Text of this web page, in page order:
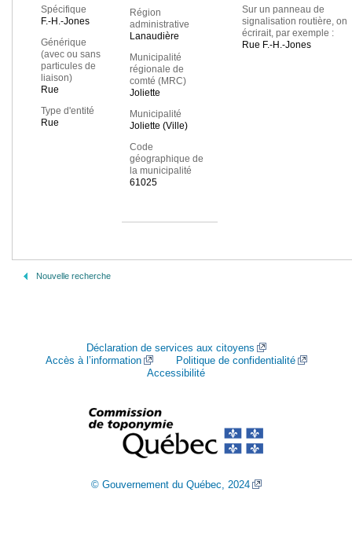
Spécifique
F.-H.-Jones
Générique
(avec ou sans
particules de
liaison)
Rue
Type d'entité
Rue
Région
administrative
Lanaudière
Municipalité
régionale de
comté (MRC)
Joliette
Municipalité
Joliette (Ville)
Code
géographique de
la municipalité
61025
Sur un panneau de
signalisation routière, on
écrirait, par exemple :
Rue F.-H.-Jones
Nouvelle recherche
Déclaration de services aux citoyens
Accès à l’information
Politique de confidentialité
Accessibilité
© Gouvernement du Québec, 2024